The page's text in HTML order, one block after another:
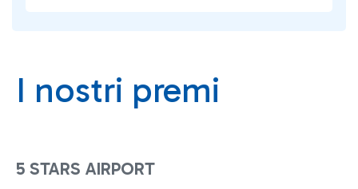
I nostri premi
5 STARS AIRPORT